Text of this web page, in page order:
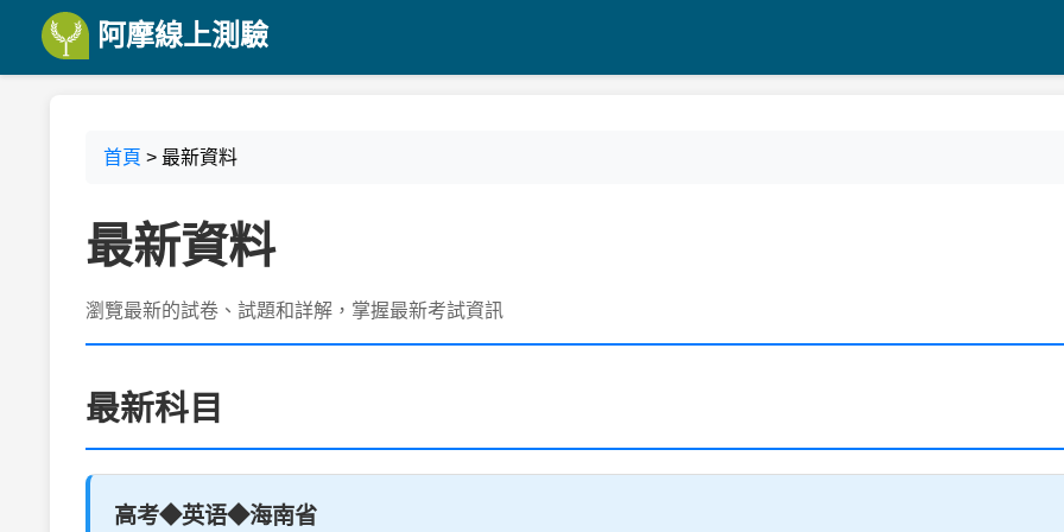
阿摩線上測驗
首頁 > 最新資料
最新資料
瀏覽最新的試卷、試題和詳解，掌握最新考試資訊
最新科目
高考◆英语◆海南省